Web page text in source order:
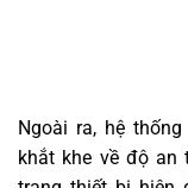
Ngoài ra, hệ
khắt khe về độ an